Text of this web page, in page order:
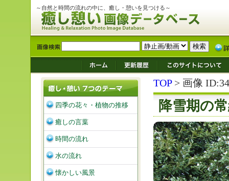
～自然と時間の流れの中に、癒し・憩いを見つける～
TOP> 画像
降雪期の
四季の花々・植物の推移
癒しの言葉
時間の流れ
水の流れ
懐かしい風景